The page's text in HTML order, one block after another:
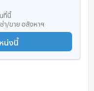
ที่นี้
า/ขาย อสังหาฯ
น่งนี้